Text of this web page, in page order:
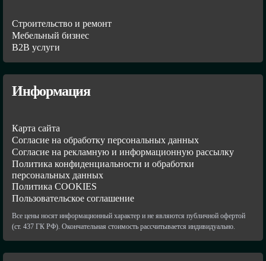
Строительство и ремонт
Мебельный бизнес
В2В услуги
Информация
Карта сайта
Согласие на обработку персональных данных
Согласие на рекламную и информационную рассылку
Политика конфиденциальности и обработки
персональных данных
Политика COOKIES
Пользовательское соглашение
Все цены носят информационный характер и не являются публичной офертой
(ст. 437 ГК РФ). Окончательная стоимость рассчитывается индивидуально.